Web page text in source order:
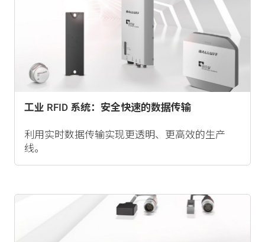
工业 RFID 系统：安全快速的数据传输
利用实时数据传输实现更透明、更高效的生产
线。